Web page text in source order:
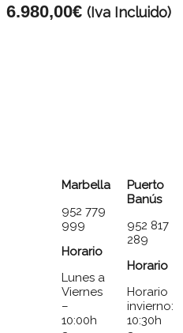
6.980,00€ (Iva Incluido)
Marbella
952 779
999
Horario
Lunes a
Viernes
–
10:00h
Puerto
Banús
952 817
289
Horario
Horario
invierno:
10:30h